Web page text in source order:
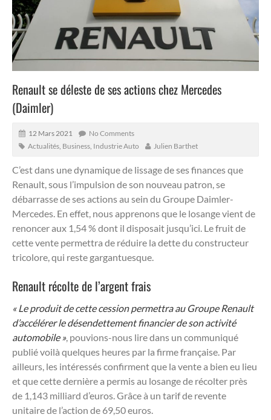
Renault se déleste de ses actions chez Mercedes
(Daimler)
12 Mars 2021
No Comments
Actualités Business Industrie Auto Julien Barthet
C’est dans une dynamique de lissage de ses finances que
Renault, sous l’impulsion de son nouveau patron, se
débarrasse de ses actions au sein du Groupe Daimler-
Mercedes. En effet, nous apprenons que le losange vient de
renoncer aux 1,54 % dont il disposait jusqu’ici. Le fruit de
cette vente permettra de réduire la dette du constructeur
tricolore, qui reste gargantuesque.
Renault récolte de l’argent frais
« Le produit de cette cession permettra au Groupe Renault
d’accélérer le désendettement financier de son activité
automobile », pouvions-nous lire dans un communiqué
publié voilà quelques heures par la firme française. Par
ailleurs, les intéressés confirment que la vente a bien eu lieu
et que cette dernière a permis au losange de récolter près
de 1,143 milliard d’euros. Grâce à un tarif de revente
unitaire de l’action de 69,50 euros.